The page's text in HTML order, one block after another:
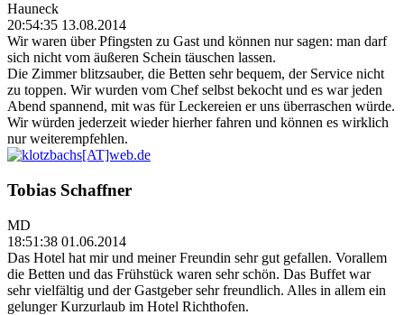
Hauneck
20:54:35 13.08.2014
Wir waren über Pfingsten zu Gast und können nur sagen: man darf
sich nicht vom äußeren Schein täuschen lassen.
Die Zimmer blitzsauber, die Betten sehr bequem, der Service nicht
zu toppen. Wir wurden vom Chef selbst bekocht und es war jeden
Abend spannend, mit was für Leckereien er uns überraschen würde.
Wir würden jederzeit wieder hierher fahren und können es wirklich
nur weiterempfehlen.
Tobias Schaffner
MD
18:51:38 01.06.2014
Das Hotel hat mir und meiner Freundin sehr gut gefallen. Vorallem
die Betten und das Frühstück waren sehr schön. Das Buffet war
sehr vielfältig und der Gastgeber sehr freundlich. Alles in allem ein
gelunger Kurzurlaub im Hotel Richthofen.